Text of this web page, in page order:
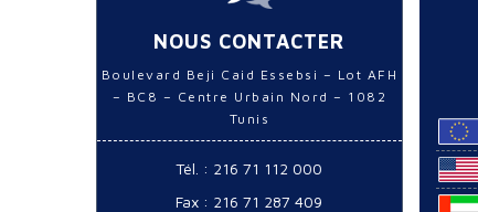
NOUS CONTACTER
Boulevard Beji Caid Essebsi – Lot AFH
– BC8 – Centre Urbain Nord – 1082
Tunis
Tél. : 216 71 112 000
Fax : 216 71 287 409